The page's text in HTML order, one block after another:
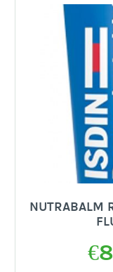
NUTRABALM
€